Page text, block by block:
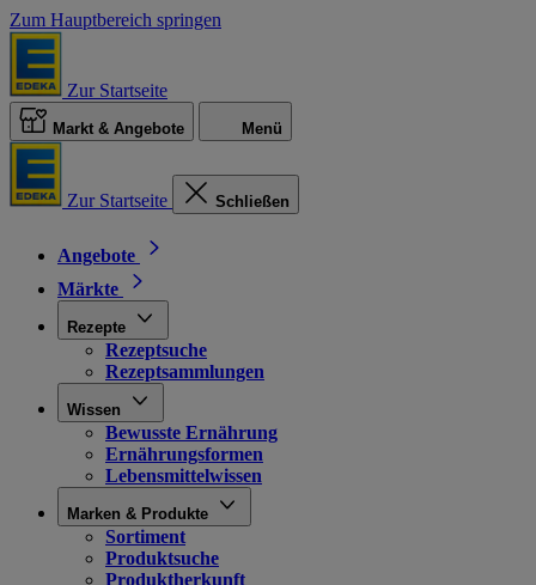
Zum Hauptbereich springen
Zur Startseite
Markt & Angebote Menü
Zur Startseite Schließen
Angebote
Märkte
Rezepte
Rezeptsuche
Rezeptsammlungen
Wissen
Bewusste Ernährung
Ernährungsformen
Lebensmittelwissen
Marken & Produkte
Sortiment
Produktsuche
Produktherkunft